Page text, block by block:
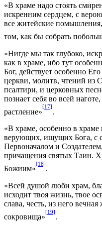
«В храме надо стоять
искренним сердцем, с
все житейские
том, как бы собрать
«Нигде мы так глубоко,
как в храме, ибо тут
Бог, действует особенно
церкви, молитв, чтений из
псалтири, и церковных
познает себя во всей
растление»
[17]
«В храме, особенно в
верующих, ищущих Бога, с
Первоначалом и
причащения святых Таин.
Божиим»
[18]
.
«Всей душой люби храм,
исходит твоя жизнь, твое
слава, честь, из него
сокровища»
[19]
.